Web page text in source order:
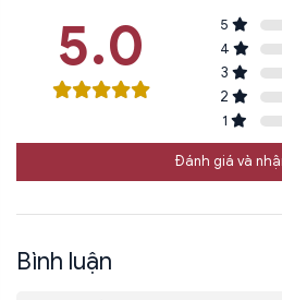
5.0 5
4
3
2
1
Đánh giá và
Bình luận